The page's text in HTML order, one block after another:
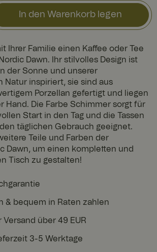
In den Warenkorb legen
Ihrer Familie einen Kaffee oder Tee
Dawn. Ihr stilvolles Design ist
der Sonne und unserer
Natur inspiriert, sie sind aus
Porzellan gefertigt und liegen
Hand. Die Farbe Schimmer sorgt für
Start in den Tag und die Tassen
täglichen Gebrauch geeignet.
Teile und Farben der
Dawn, um einen kompletten und
Tisch zu gestalten!
& bequem in Raten zahlen
Versand über 49 EUR
3-5 Werktage